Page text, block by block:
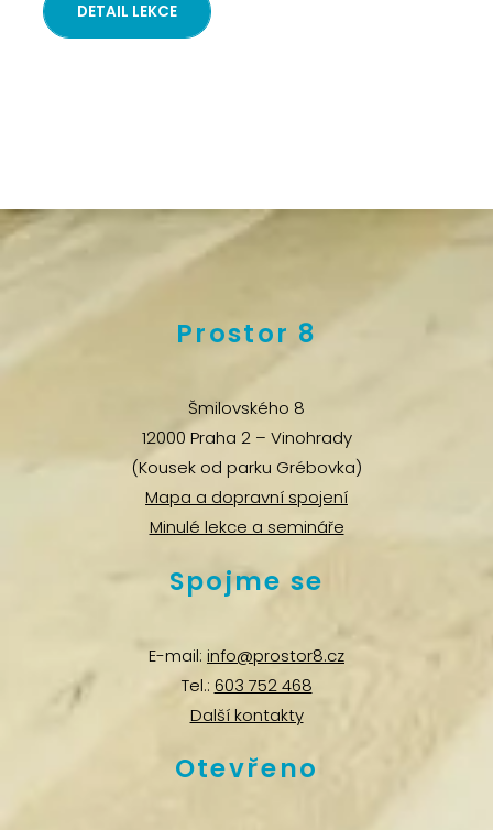
DETAIL LEKCE
Prostor 8
Šmilovského 8
12000 Praha 2 – Vinohrady
(Kousek od parku Grébovka)
Mapa a dopravní spojení
Minulé lekce a semináře
Spojme se
E-mail: info@prostor8.cz
Tel.: 603 752 468
Další kontakty
Otevřeno